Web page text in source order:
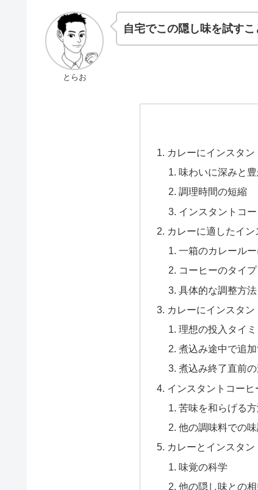
とらお
自宅でこの隠し味を試すこ
カレーにインスタ
味わいに深みと
調理時間の短縮
インスタントコ
カレーに適したイ
一箱のカレール
コーヒーのタイ
具体的な調整方法
カレーにインスタ
理想の投入タイ
煮込み途中で追
煮込み終了直前
インスタントコー
苦味を和らげる
他の調味料での
カレーとインスタ
味覚の科学
他の隠し味との